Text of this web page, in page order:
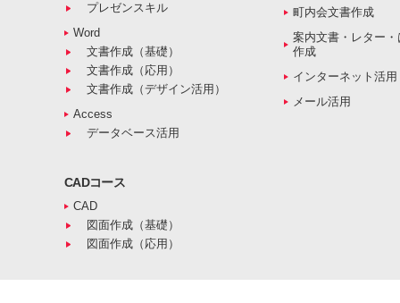
プレゼンスキル
Word
文書作成（基礎）
文書作成（応用）
文書作成（デザイン活用）
Access
データベース活用
CADコース
CAD
図面作成（基礎）
図面作成（応用）
町内会文書作成
案内文書・レター
作成
インターネット活用
メール活用